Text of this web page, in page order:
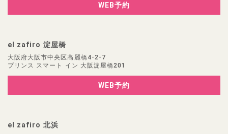
WEB予約
el zafiro 淀屋橋
大阪府大阪市中央区高麗橋4-2-7
プリンス スマート イン 大阪淀屋橋201
WEB予約
el zafiro 北浜